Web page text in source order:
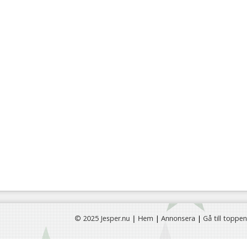
© 2025 Jesper.nu|Hem|Annonsera|Gå till toppen